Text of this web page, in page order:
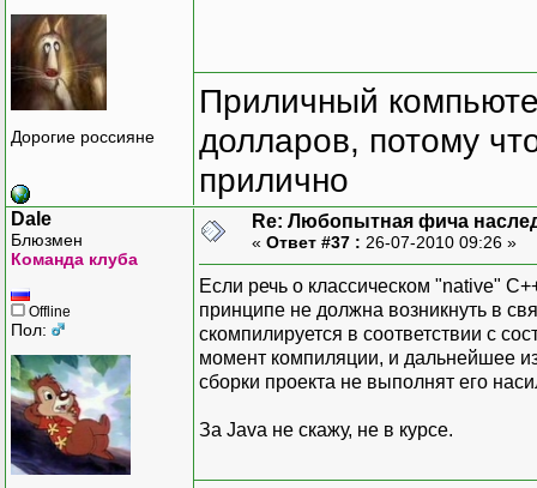
Дорогие россияне
Приличный
долларов, потому
прилично
Dale
Блюзмен
Команда клуба
Offline
Пол:
Re: Любопытная фича
« Ответ #37 : 26-07-2010 09:26 »
Если речь о классическом "native"
принципе не должна возникнуть в
скомпилируется в соответствии с
момент компиляции, и дальнейшее
сборки проекта не выполнят его
За Java не скажу, не в курсе.